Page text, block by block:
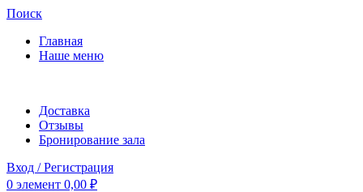
Поиск
Главная
Наше меню
Доставка
Отзывы
Бронирование зала
Вход / Регистрация
0 элемент 0,00 ₽